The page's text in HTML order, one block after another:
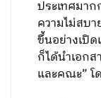
ประเทศมา
ความไม่สบ
ขึ้นอย่างเปิ
ก็ได้นำเอก
และคณะ” โ